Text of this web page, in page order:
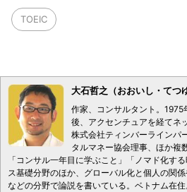
TOEIC
大石哲之（おおいし・てつ
作家、コンサルタント。
後、アクセンチュアを経てネ
株式会社ティンバーラインパ
タルマネー協会理事、ほか複
「コンサル一年目に学ぶこと」「ノマド化す
ス基礎分野のほか、グローバル化と個人の関
などの分野で論説を書いている。ベトナム在